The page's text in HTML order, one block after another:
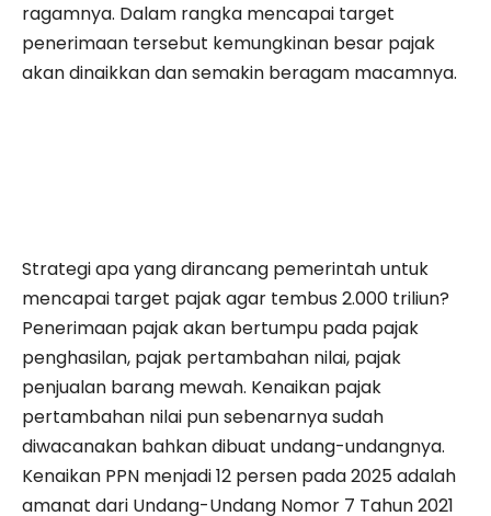
ragamnya. Dalam rangka mencapai target
penerimaan tersebut kemungkinan besar pajak
akan dinaikkan dan semakin beragam macamnya.
Strategi apa yang dirancang pemerintah untuk
mencapai target pajak agar tembus 2.000 triliun?
Penerimaan pajak akan bertumpu pada pajak
penghasilan, pajak pertambahan nilai, pajak
penjualan barang mewah. Kenaikan pajak
pertambahan nilai pun sebenarnya sudah
diwacanakan bahkan dibuat undang-undangnya.
Kenaikan PPN menjadi 12 persen pada 2025 adalah
amanat dari Undang-Undang Nomor 7 Tahun 2021